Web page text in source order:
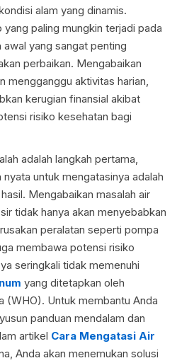
alam yang dinamis.
paling mungkin terjadi pada
awal yang sangat penting
perbaikan. Mengabaikan
mengganggu aktivitas harian,
kerugian finansial akibat
risiko kesehatan bagi
adalah langkah pertama,
untuk mengatasinya adalah
Mengabaikan masalah air
tidak hanya akan menyebabkan
peralatan seperti pompa
membawa potensi risiko
seringkali tidak memenuhi
yang ditetapkan oleh
(WHO). Untuk membantu Anda
panduan mendalam dan
artikel Cara Mengatasi Air
Anda akan menemukan solusi